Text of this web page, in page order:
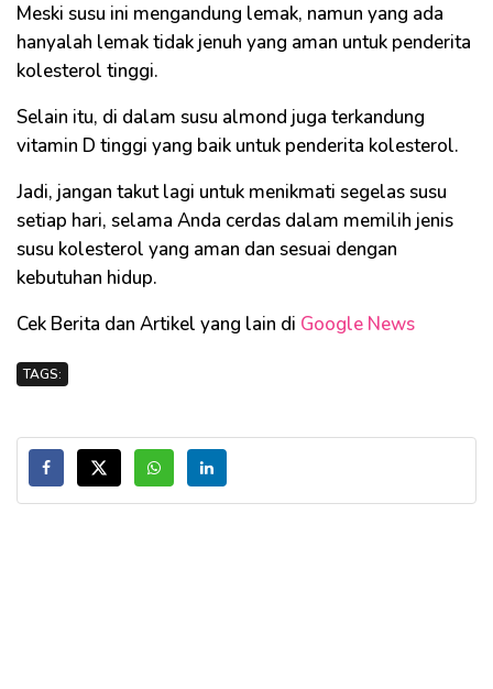
Meski susu ini mengandung lemak, namun yang ada
hanyalah lemak tidak jenuh yang aman untuk penderita
kolesterol tinggi.
Selain itu, di dalam susu almond juga terkandung
vitamin D tinggi yang baik untuk penderita kolesterol.
Jadi, jangan takut lagi untuk menikmati segelas susu
setiap hari, selama Anda cerdas dalam memilih jenis
susu kolesterol yang aman dan sesuai dengan
kebutuhan hidup.
Cek Berita dan Artikel yang lain di Google News
TAGS: